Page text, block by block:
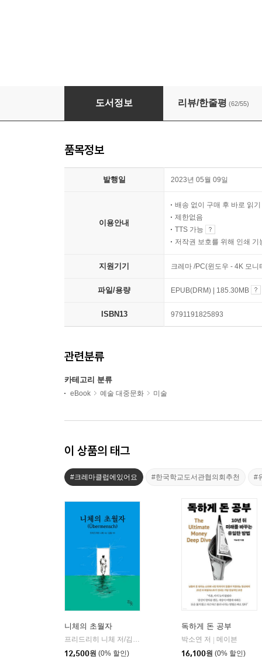
미드나잇 뮤지엄: 파리
도서정보 리뷰/한줄평 (62/55)
품목정보
발행일 2023년 05월 09일
이용안내
배송 없이 구매 후 바로 읽기
제한없음
TTS 가능
저작권 보호를 위해 인쇄 기
지원기기 크레마 /PC(윈도우 - 4K 모
파일/용량 EPUB(DRM) | 185.30MB
ISBN13 9791191825893
관련분류
카테고리 분류
eBook 예술 대중문화 미술
이 상품의 태그
#크레마클럽에있어요 #한국학교도서관협의회추천 #
니체의 초월자
12,500원 (0% 할인)
독하게 돈 공부
박소연 저 | 메이븐
16,100원 (0% 할인)